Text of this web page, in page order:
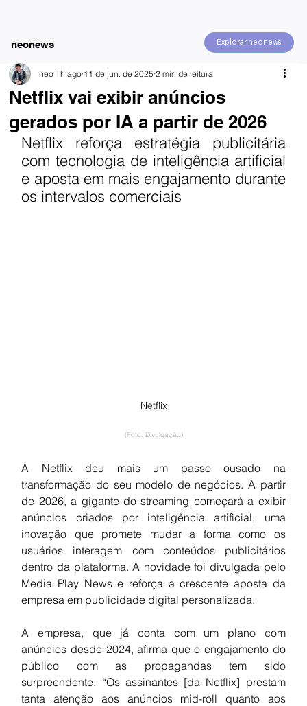
Explorar neonews
neonews
Netflix vai exibir anúncios
gerados por IA a partir de 2026
neo Thiago 11 de jun. de 2025 2 min de leitura
Netflix reforça estratégia publicitária
com tecnologia de inteligência artificial
e aposta em mais engajamento durante
os intervalos comerciais
Netflix
(Foto: Divulgação)
A Netflix deu mais um passo ousado na
transformação do seu modelo de negócios. A partir
de 2026, a gigante do streaming começará a exibir
anúncios criados por inteligência artificial, uma
inovação que promete mudar a forma como os
usuários interagem com conteúdos publicitários
dentro da plataforma. A novidade foi divulgada pelo
Media Play News e reforça a crescente aposta da
empresa em publicidade digital personalizada.
A empresa, que já conta com um plano com
anúncios desde 2024, afirma que o engajamento do
público com as propagandas tem sido
surpreendente. “Os assinantes [da Netflix] prestam
tanta atenção aos anúncios mid-roll quanto aos